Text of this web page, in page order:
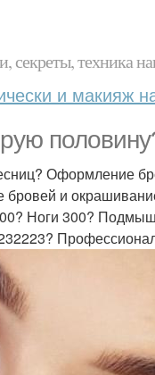
секреты, техника
и макияж
Оформление
бровей и
Ноги 300?